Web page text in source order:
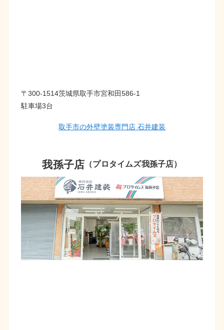
〒300-1514茨城県取手市宮和田586-1
駐車場3台
取手市の外壁塗装専門店 石井建装
我孫子店 （プロタイムズ我孫子店）